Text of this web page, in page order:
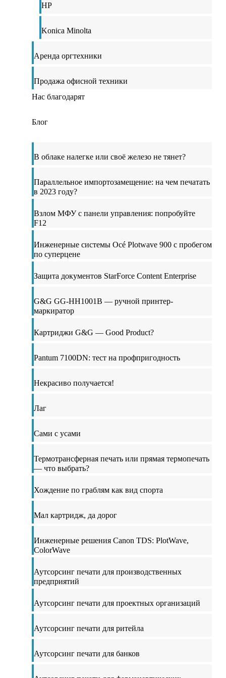
HP
Konica Minolta
Аренда оргтехники
Продажа офисной техники
Нас благодарят
Блог
В облаке налегке или своё железо не тянет?
Параллельное импортозамещение: на чем печатать
в 2023 году?
Взлом МФУ с панели управления: попробуйте
F12
Инженерные системы Océ Plotwave 900 с пробегом
по суперцене
Защита документов StarForce Content Enterprise
G&G GG-HH1001B — ручной принтер-
маркиратор
Картриджи G&G — Good Product?
Pantum 7100DN: тест на профпригодность
Некрасиво получается!
Лаг
Сами с усами
Термотрансферная печать или прямая термопечать
— что выбрать?
Хождение по граблям как вид спорта
Мал картридж, да дорог
Инженерные решения Canon TDS: PlotWave,
ColorWave
Аутсорсинг печати для производственных
предприятий
Аутсорсинг печати для проектных организаций
Аутсорсинг печати для ритейла
Аутсорсинг печати для банков